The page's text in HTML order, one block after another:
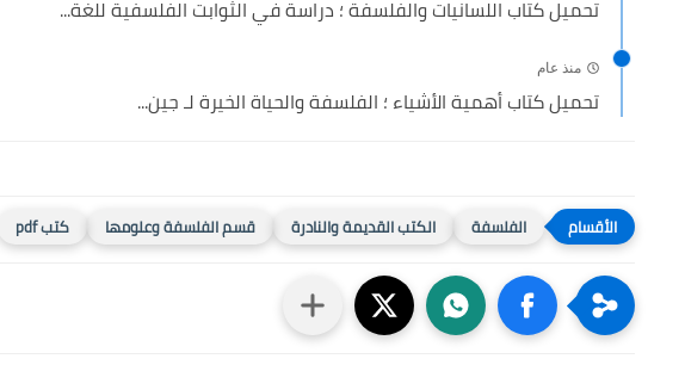
تحميل كتاب اللسانيات والفلسفة ؛ دراسة في الثوابت الفلسفية للغة...
منذ عام
تحميل كتاب أھمية الأشياء ؛ الفلسفة والحياة الخيرة لـ جين...
الفلسفة الكتب القديمة والنادرة قسم الفلسفة وعلومها كتب pdf